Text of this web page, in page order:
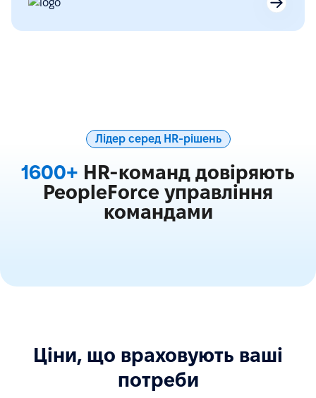
Лідер серед HR-рішень
1600+ HR-команд довіряють
PeopleForce управління
командами
Ціни, що враховують ваші
потреби